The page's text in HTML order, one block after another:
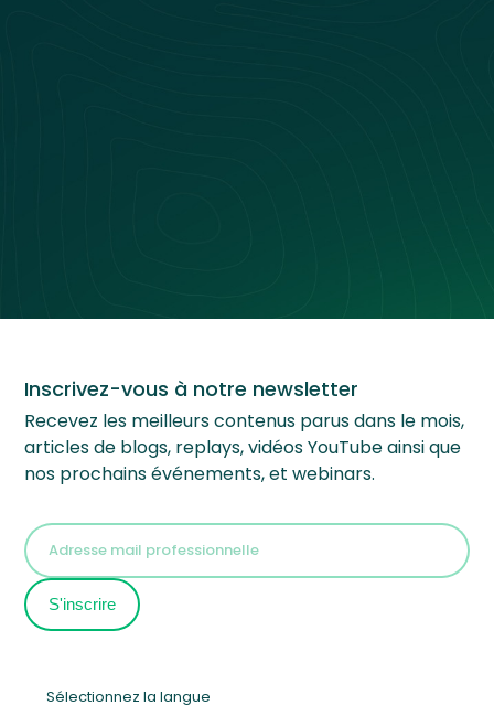
Inscrivez-vous à notre newsletter
Recevez les meilleurs contenus parus dans le mois,
articles de blogs, replays, vidéos YouTube ainsi que
nos prochains événements, et webinars.
Sélectionnez la langue